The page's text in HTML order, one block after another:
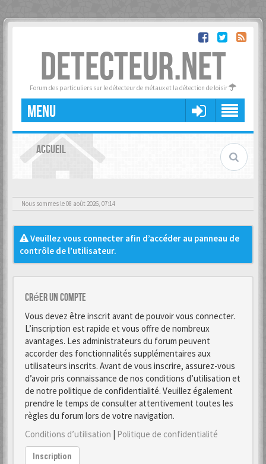
DETECTEUR.NET
Forum des particuliers sur le détecteur de métaux et la détection de loisir
MENU
ACCUEIL
Nous sommes le 08 août 2026, 07:14
Veuillez vous connecter afin d’accéder au panneau de
contrôle de l’utilisateur.
Créer un Compte
Vous devez être inscrit avant de pouvoir vous connecter.
L’inscription est rapide et vous offre de nombreux
avantages. Les administrateurs du forum peuvent
accorder des fonctionnalités supplémentaires aux
utilisateurs inscrits. Avant de vous inscrire, assurez-vous
d’avoir pris connaissance de nos conditions d’utilisation et
de notre politique de confidentialité. Veuillez également
prendre le temps de consulter attentivement toutes les
règles du forum lors de votre navigation.
Conditions d’utilisation | Politique de confidentialité
Inscription